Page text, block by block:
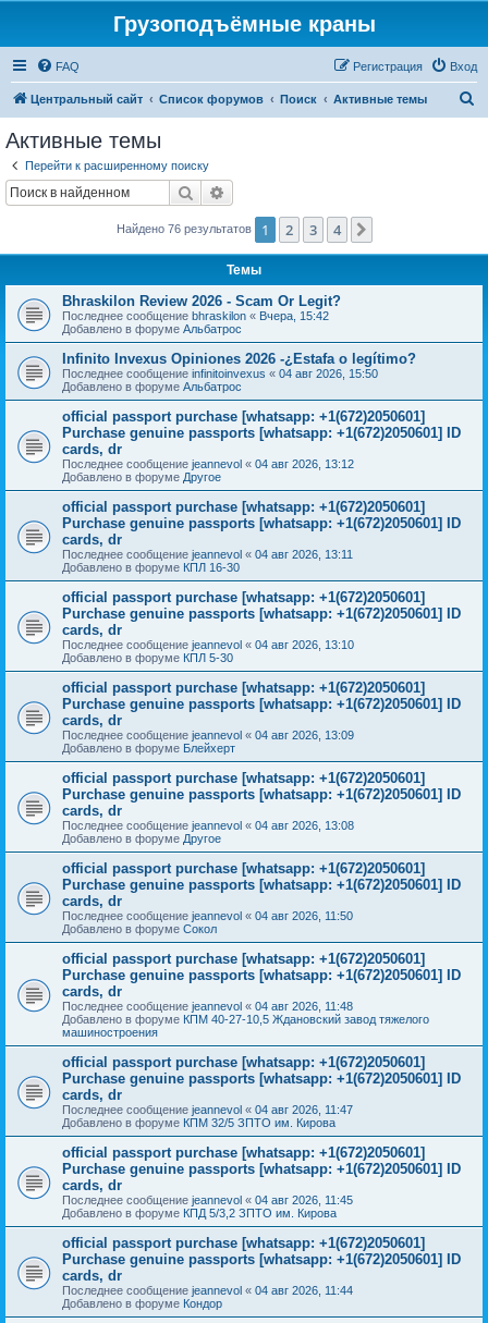
Грузоподъёмные краны
FAQ Вход
Регистрация
Центральный сайт Список форумов Поиск Активные темы
Активные темы
Перейти к расширенному поиску
Поиск
Найдено 76 результатов 1 2 3 4
Темы
Bhraskilon Review 2026 - Scam Or Legit?
Последнее сообщение bhraskilon « Вчера, 15:42
Добавлено в форуме Альбатрос
Infinito Invexus Opiniones 2026 -¿Estafa o legítimo?
Последнее сообщение infinitoinvexus « 04 авг 2026, 15:50
Добавлено в форуме Альбатрос
official passport purchase [whatsapp: +1(672)2050601]
Purchase genuine passports [whatsapp: +1(672)2050601] ID
cards, dr
Последнее сообщение jeannevol « 04 авг 2026, 13:12
Добавлено в форуме Другое
official passport purchase [whatsapp: +1(672)2050601]
Purchase genuine passports [whatsapp: +1(672)2050601] ID
cards, dr
Последнее сообщение jeannevol « 04 авг 2026, 13:11
Добавлено в форуме КПЛ 16-30
official passport purchase [whatsapp: +1(672)2050601]
Purchase genuine passports [whatsapp: +1(672)2050601] ID
cards, dr
Последнее сообщение jeannevol « 04 авг 2026, 13:10
Добавлено в форуме КПЛ 5-30
official passport purchase [whatsapp: +1(672)2050601]
Purchase genuine passports [whatsapp: +1(672)2050601] ID
cards, dr
Последнее сообщение jeannevol « 04 авг 2026, 13:09
Добавлено в форуме Блейхерт
official passport purchase [whatsapp: +1(672)2050601]
Purchase genuine passports [whatsapp: +1(672)2050601] ID
cards, dr
Последнее сообщение jeannevol « 04 авг 2026, 13:08
Добавлено в форуме Другое
official passport purchase [whatsapp: +1(672)2050601]
Purchase genuine passports [whatsapp: +1(672)2050601] ID
cards, dr
Последнее сообщение jeannevol « 04 авг 2026, 11:50
Добавлено в форуме Сокол
official passport purchase [whatsapp: +1(672)2050601]
Purchase genuine passports [whatsapp: +1(672)2050601] ID
cards, dr
Последнее сообщение jeannevol « 04 авг 2026, 11:48
Добавлено в форуме КПМ 40-27-10,5 Ждановский завод тяжелого
машиностроения
official passport purchase [whatsapp: +1(672)2050601]
Purchase genuine passports [whatsapp: +1(672)2050601] ID
cards, dr
Последнее сообщение jeannevol « 04 авг 2026, 11:47
Добавлено в форуме КПМ 32/5 ЗПТО им. Кирова
official passport purchase [whatsapp: +1(672)2050601]
Purchase genuine passports [whatsapp: +1(672)2050601] ID
cards, dr
Последнее сообщение jeannevol « 04 авг 2026, 11:45
Добавлено в форуме КПД 5/3,2 ЗПТО им. Кирова
official passport purchase [whatsapp: +1(672)2050601]
Purchase genuine passports [whatsapp: +1(672)2050601] ID
cards, dr
Последнее сообщение jeannevol « 04 авг 2026, 11:44
Добавлено в форуме Кондор